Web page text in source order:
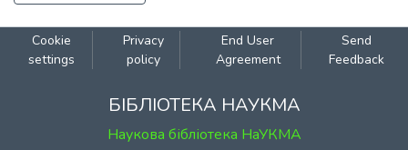
Cookie
settings
Privacy
policy
End User
Agreement
Send
Feedback
БІБЛІОТЕКА НАУКМА
Наукова бібліотека НаУКМА